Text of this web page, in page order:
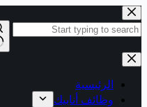
التجاوز
إلى
المحتوى
نتائج
الرئيسية
وظائف أنابيك